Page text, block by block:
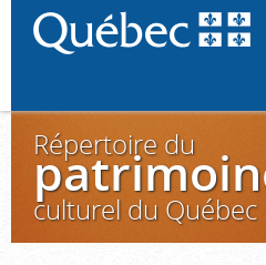
Répertoire du
culturel du Québec